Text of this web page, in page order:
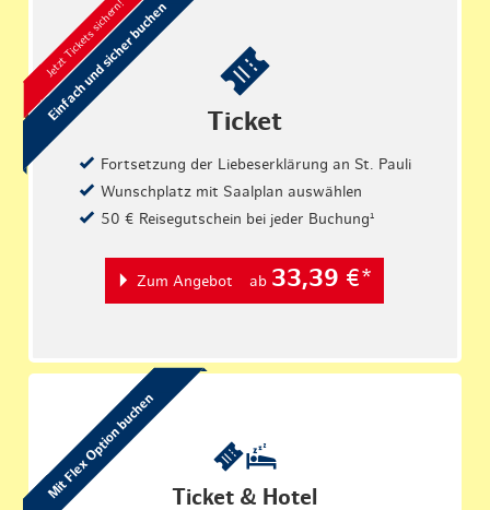
Ticket & Hotel
Mit Flex Option buchen
Ticket
Fortsetzung der Liebeserklärung an St. Pauli
Wunschplatz mit Saalplan auswählen
50 € Reisegutschein bei jeder Buchung¹
Zum Angebot ab 33,39 €*
Jetzt Tickets sichern!
Einfach und sicher buchen